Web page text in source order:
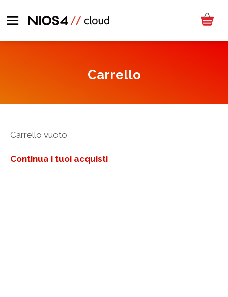
Carrello
Carrello vuoto
Continua i tuoi acquisti